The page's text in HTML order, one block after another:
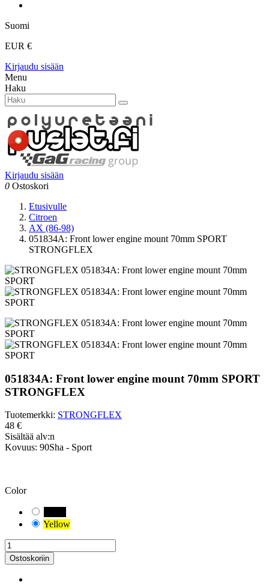
Suomi
EUR €
Kirjaudu sisään
Menu
Haku
Kirjaudu sisään
0 Ostoskori
Etusivulle
Citroen
AX (86-98)
051834A: Front lower engine mount 70mm SPORT
STRONGFLEX
051834A: Front lower engine mount 70mm SPORT
STRONGFLEX
Tuotemerkki: STRONGFLEX
48 €
Sisältää alv:n
Kovuus: 90Sha - Sport
Color
Yellow
Ostoskoriin